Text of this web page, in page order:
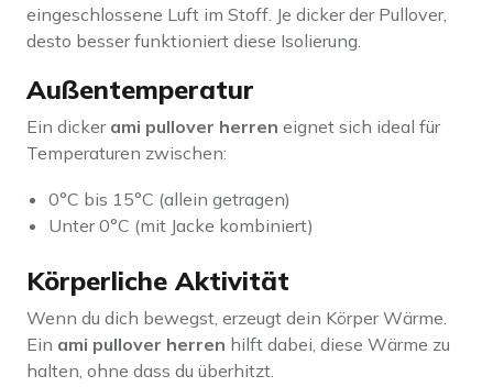
eingeschlossene Luft im Stoff. Je dicker der Pullover,
desto besser funktioniert diese Isolierung.
Außentemperatur
Ein dicker ami pullover herren eignet sich ideal für
Temperaturen zwischen:
0°C bis 15°C (allein getragen)
Unter 0°C (mit Jacke kombiniert)
Körperliche Aktivität
Wenn du dich bewegst, erzeugt dein Körper Wärme.
Ein ami pullover herren hilft dabei, diese Wärme zu
halten, ohne dass du überhitzt.